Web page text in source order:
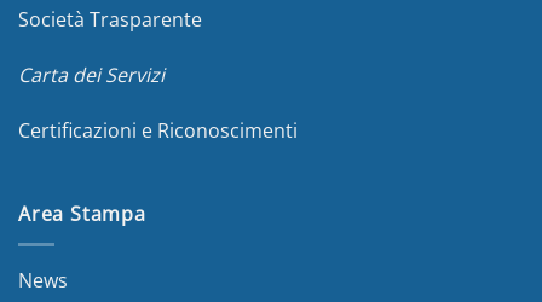
Società Trasparente
Carta dei Servizi
Certificazioni e Riconoscimenti
Area Stampa
News